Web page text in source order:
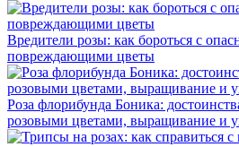
Вредители розы: как бороться с
повреждающими цветы
Роза флорибунда Боника:
розовыми цветами, выращивание и